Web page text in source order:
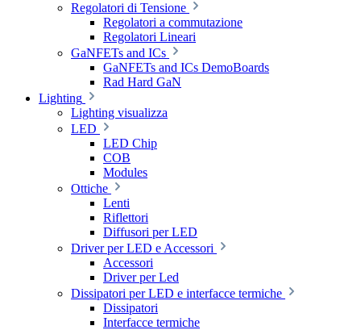
Regolatori di Tensione
Regolatori a commutazione
Regolatori Lineari
GaNFETs and ICs
GaNFETs and ICs DemoBoards
Rad Hard GaN
Lighting
Lighting visualizza
LED
LED Chip
COB
Modules
Ottiche
Lenti
Riflettori
Diffusori per LED
Driver per LED e Accessori
Accessori
Driver per Led
Dissipatori per LED e interfacce termiche
Dissipatori
Interfacce termiche